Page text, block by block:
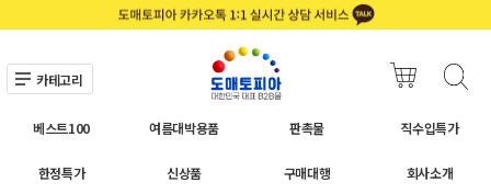
카테고리
베스트100 여름대박용품 판촉물 직수입특가
한정특가 신상품 구매대행 회사소개